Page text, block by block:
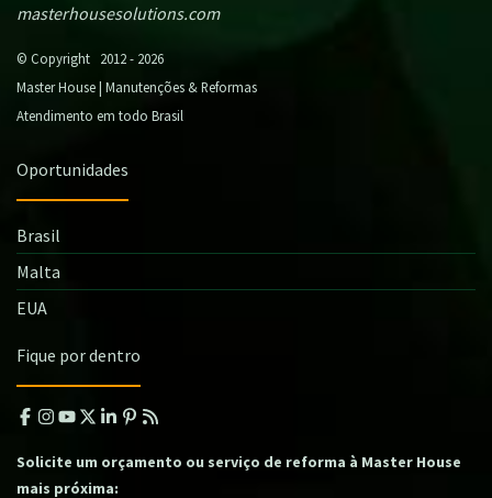
masterhousesolutions.com
© Copyright 2012 - 2026
Master House | Manutenções & Reformas
Atendimento em todo Brasil
Oportunidades
Brasil
Malta
EUA
Fique por dentro
Solicite um orçamento ou serviço de reforma à Master House
mais próxima: